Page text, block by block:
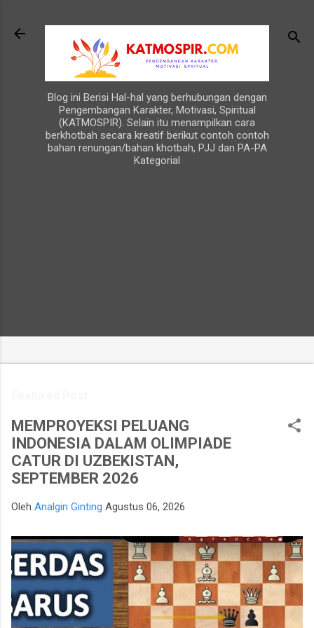
Blog ini Berisi Hal-hal yang berhubungan dengan
Pengembangan Karakter, Motivasi, Spiritual
(KATMOSPIR). Selain itu menampilkan cara
berkhotbah secara kreatif berikut contoh contoh
bahan renungan/bahan khotbah, PJJ dan PA-PA
Kategorial
MEMPROYEKSI PELUANG
INDONESIA DALAM OLIMPIADE
CATUR DI UZBEKISTAN,
SEPTEMBER 2026
Oleh Analgin Ginting Agustus 06, 2026